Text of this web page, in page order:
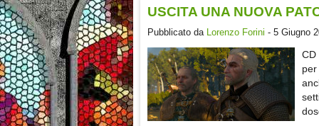
USCITA UNA NUOVA
Pubblicato da Lorenzo Forini - 5 Giugno
CD